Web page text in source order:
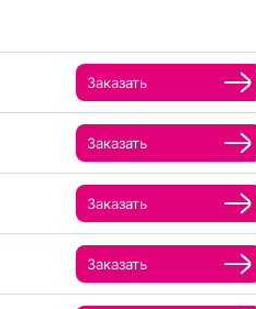
Заказать
Заказать
Заказать
Заказать